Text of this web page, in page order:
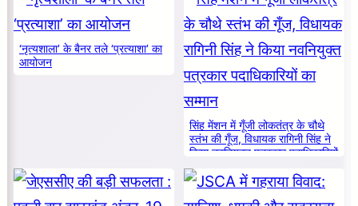
‘नृत्यशाला’ के बैनर तले ‘प्रत्याशा’ का
आयोजन
सिंह मेंशन में गूँजी लोकतंत्र के चौथे
स्तंभ की गूँज, विधायक रागिनी सिंह ने
किया नवनियुक्त पत्रकार पदाधिकारियों
का सम्मान